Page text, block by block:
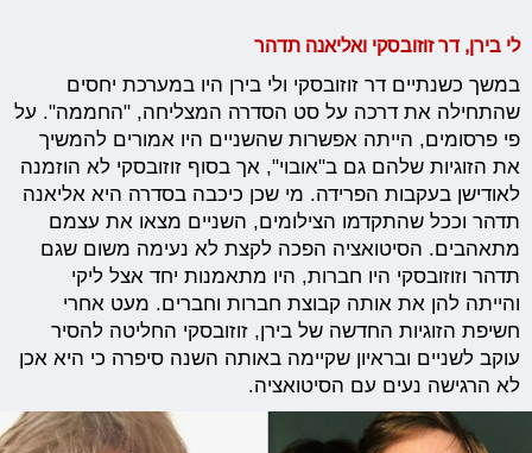
לי בירן, דר זוזובסקי ואליאנה תדהר
במשך כשנתיים דר זוזובסקי ולי בירן היו במערכת יחסים
שהתחילה את דרכה על סט הסדרה המצליחה, "החממה". על
פי פרסומים, הייתה אפשרות שהשניים היו אמורים להמשיך
את הזוגיות שלהם גם ב"אובוי", אך בסוף זוזובסקי לא הוזמנה
לאודישן בעקבות הפרידה. מי שכן כיכבה בסדרה היא אליאנה
תדהר וככל שהתקדמו הצילומים, השניים מצאו את עצמם
מתאהבים. הסיטואציה הפכה לקצת לא נעימה משום שגם
תדהר וזוזובסקי היו חברות, היו מתאמנות יחד אצל ליקי
והייתה להן את אותה קבוצת חברות וחברים. מעט אחרי
חשיפת הזוגיות החדשה של בירן, זוזובסקי החליטה להסיר
עוקב לשניים ובראיון שקיימה באותה השנה סיפרה כי היא אכן
לא הרגישה נעים עם הסיטואציה.